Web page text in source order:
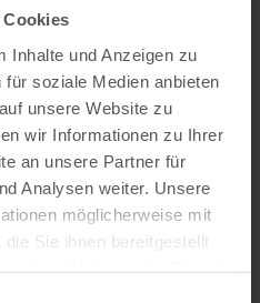
Cookies
Inhalte und Anzeigen zu
soziale Medien anbieten
unsere Website zu
wir Informationen zu Ihrer
an unsere Partner für
Analysen weiter. Unsere
möglicherweise mit
Sie ihnen bereitgestellt
een
kennen!
Gerolsteiner Land
Echt niet!
kleurboek zien wat er
is! En dat is niet